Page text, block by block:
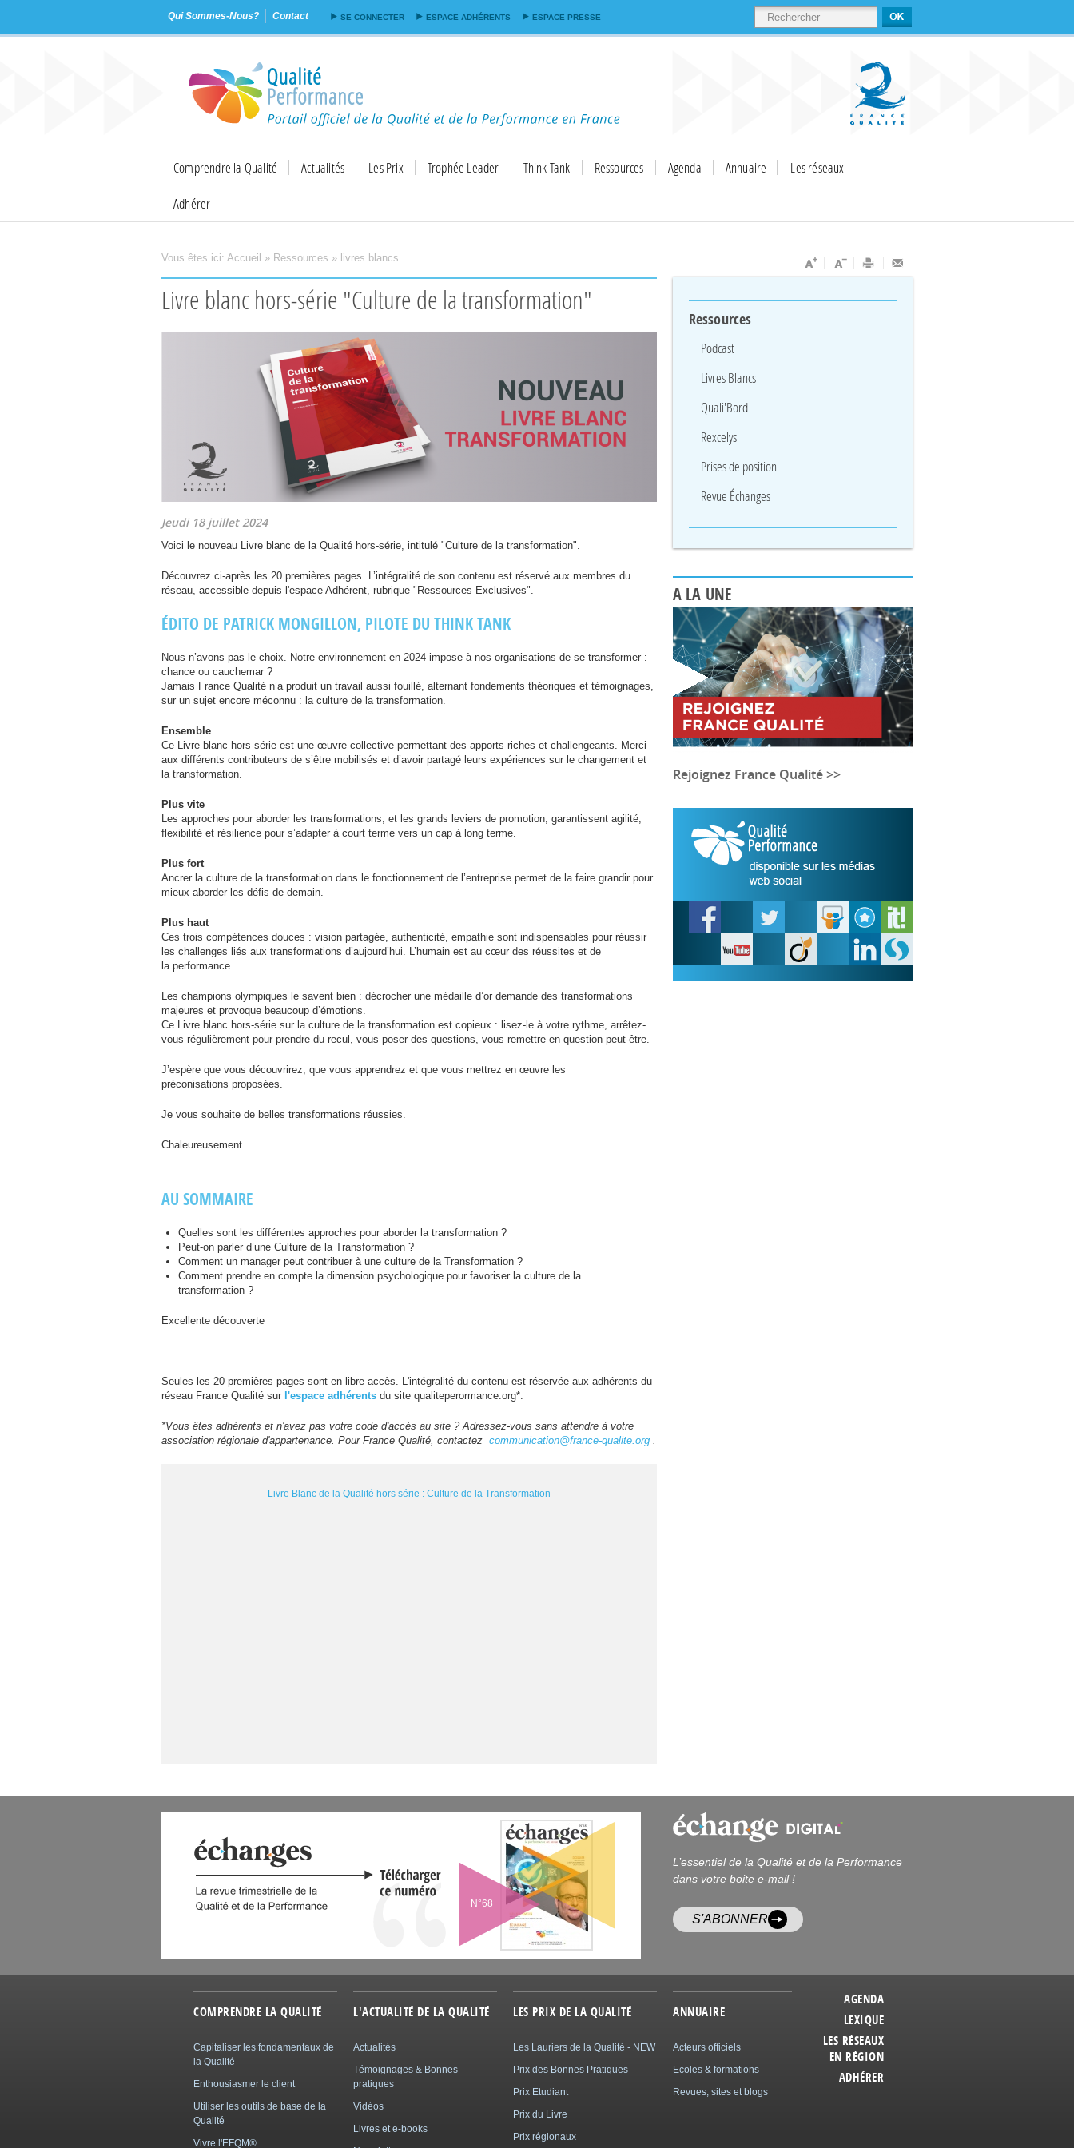
contenu
principal
Qui Sommes-Nous? Contact SE CONNECTER ESPACE ADHÉRENTS ESPACE PRESSE RECHERCHER
Comprendre la Qualité Actualités Les Prix Trophée Leader Think Tank Ressources Agenda Annuaire
Les réseaux
Adhérer
Vous êtes ici: Accueil » Ressources » livres blancs
Livre blanc hors-série "Culture de la transformation"
Jeudi 18 juillet 2024
Voici le nouveau Livre blanc de la Qualité hors-série, intitulé "Culture de la transformation".
Découvrez ci-après les 20 premières pages. L’intégralité de son contenu est réservé aux membres du
réseau, accessible depuis l'espace Adhérent, rubrique "Ressources Exclusives".
ÉDITO DE PATRICK MONGILLON, PILOTE DU THINK TANK
Nous n’avons pas le choix. Notre environnement en 2024 impose à nos organisations de se transformer :
chance ou cauchemar ?
Jamais France Qualité n’a produit un travail aussi fouillé, alternant fondements théoriques et témoignages,
sur un sujet encore méconnu : la culture de la transformation.
Ensemble
Ce Livre blanc hors-série est une œuvre collective permettant des apports riches et challengeants. Merci
aux différents contributeurs de s’être mobilisés et d’avoir partagé leurs expériences sur le changement et
la transformation.
Plus vite
Les approches pour aborder les transformations, et les grands leviers de promotion, garantissent agilité,
flexibilité et résilience pour s’adapter à court terme vers un cap à long terme.
Plus fort
Ancrer la culture de la transformation dans le fonctionnement de l’entreprise permet de la faire grandir pour
mieux aborder les défis de demain.
Plus haut
Ces trois compétences douces : vision partagée, authenticité, empathie sont indispensables pour réussir
les challenges liés aux transformations d’aujourd’hui. L’humain est au cœur des réussites et de
la performance.
Les champions olympiques le savent bien : décrocher une médaille d’or demande des transformations
majeures et provoque beaucoup d’émotions.
Ce Livre blanc hors-série sur la culture de la transformation est copieux : lisez-le à votre rythme, arrêtez-
vous régulièrement pour prendre du recul, vous poser des questions, vous remettre en question peut-être.
J’espère que vous découvrirez, que vous apprendrez et que vous mettrez en œuvre les
préconisations proposées.
Je vous souhaite de belles transformations réussies.
Chaleureusement
AU SOMMAIRE
Quelles sont les différentes approches pour aborder la transformation ?
Peut-on parler d’une Culture de la Transformation ?
Comment un manager peut contribuer à une culture de la Transformation ?
Comment prendre en compte la dimension psychologique pour favoriser la culture de la
transformation ?
Excellente découverte
Seules les 20 premières pages sont en libre accès. L'intégralité du contenu est réservée aux adhérents du
réseau France Qualité sur l'espace adhérents du site qualiteperormance.org*.
*Vous êtes adhérents et n'avez pas votre code d'accès au site ? Adressez-vous sans attendre à votre
association régionale d'appartenance. Pour France Qualité, contactez communication@france-qualite.org .
Livre Blanc de la Qualité hors série : Culture de la Transformation
Ressources
Podcast
Livres Blancs
Quali'Bord
Rexcelys
Prises de position
Revue Échanges
A LA UNE
Rejoignez France Qualité >>
N°68
L’essentiel de la Qualité et de la Performance
dans votre boite e-mail !
S'ABONNER
COMPRENDRE LA QUALITÉ
Capitaliser les fondamentaux de
la Qualité
Enthousiasmer le client
Utiliser les outils de base de la
Qualité
Vivre l'EFQM®
L'ACTUALITÉ DE LA QUALITÉ
Actualités
Témoignages & Bonnes
pratiques
Vidéos
Livres et e-books
LES PRIX DE LA QUALITÉ
Les Lauriers de la Qualité - NEW
Prix des Bonnes Pratiques
Prix Etudiant
Prix du Livre
Prix régionaux
ANNUAIRE
Acteurs officiels
Ecoles & formations
Revues, sites et blogs
AGENDA
LEXIQUE
LES RÉSEAUX
EN RÉGION
ADHÉRER